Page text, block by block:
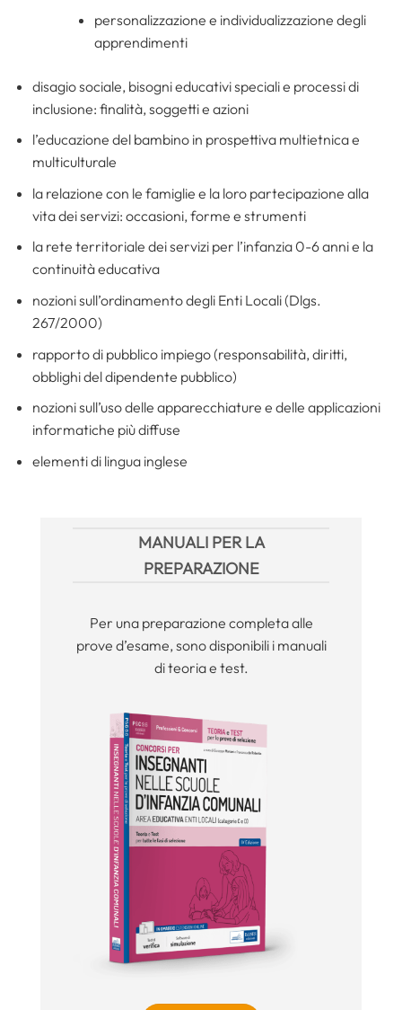
personalizzazione e individualizzazione degli
apprendimenti
disagio sociale, bisogni educativi speciali e processi di
inclusione: finalità, soggetti e azioni
l’educazione del bambino in prospettiva multietnica e
multiculturale
la relazione con le famiglie e la loro partecipazione alla
vita dei servizi: occasioni, forme e strumenti
la rete territoriale dei servizi per l’infanzia 0-6 anni e la
continuità educativa
nozioni sull’ordinamento degli Enti Locali (Dlgs.
267/2000)
rapporto di pubblico impiego (responsabilità, diritti,
obblighi del dipendente pubblico)
nozioni sull’uso delle apparecchiature e delle applicazioni
informatiche più diffuse
elementi di lingua inglese
MANUALI PER LA
PREPARAZIONE
Per una preparazione completa alle
prove d’esame, sono disponibili i manuali
di teoria e test.